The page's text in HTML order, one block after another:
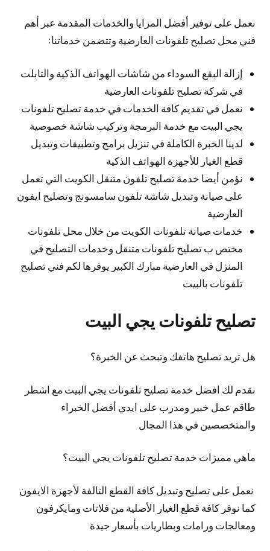
نعمل على توفير أفضل المزايا والخدمات المقدمة عبر أهم
فني محل تصليح تلفونات العارضية وتتضمن خدماتنا:
إزالة البقع السوداء من شاشات الهواتف الذكية والتابلت
في شركة تصليح تلفونات العارضية
نعمل في تقديم كافة الخدمات في خدمة تصليح تلفونات
يجي البيت مع خدمة البرمجة وتركيب شاشة خصوصية
لدينا الخبرة الكاملة في تنزيل برامج وتطبيقات وتبديل
قطع الغيار للأجهزة الهواتف الذكية
نؤمن أيضا خدمة تصليح تلفون متنقل الكويت التي تعمل
على صيانة وتبديل شاشة تلفون سامسونج وتصليح ايفون
العارضية
خدمات صيانة تلفونات الكويت من خلال محل تلفونات
مختص ب تصليح تلفونات متنقل وخدمات التصليح في
المنزل في العارضية مبارك الكبير يوفرها لكم فني تصليح
تلفونات بالبيت
تصليح تلفونات يجي البيت
هل تريد تصليح هاتفك وتبحث عن الخبرة؟
نقدم لك افضل خدمة تصليح تلفونات يجي البيت مع اشطر
طاقم عمل خبير ومدرب على ايدي أفضل الخبراء
والمتخصصين في هذا المجال
ماهي مميزات خدمة تصليح تلفونات يجي البيت؟
نعمل على تصليح وتبديل كافة القطع التالفة لأجهزة الايفون
كما نوفر كافة قطع الغيار الأصلية من فلاتات ومايكرفون
ومعالجات ورامات وبطاريات بأسعار جيدة